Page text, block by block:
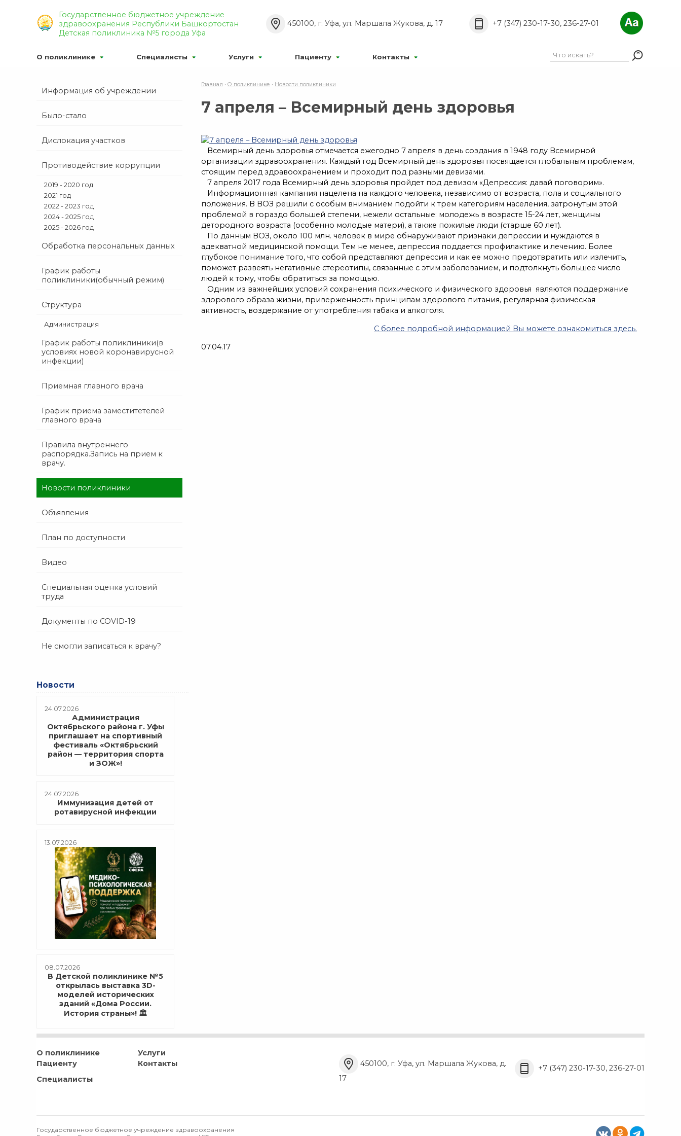
Р’РµСЂСЃРёСЏ РґР»СЏ СЃР»Р°Р±РѕРІРёРґСЏС‰РёС…:
Р¦РІРµС‚РѕРІР°СЏ СЃС…РµРјР°: Р¦ РР·РѕР±СЂР°Р¶РµРЅРёСЏ:Р’С‹РєР»
Государственное бюджетное учреждение
здравоохранения Республики Башкортостан
Детская поликлиника №5 города Уфа
450100, г. Уфа, ул. Маршала Жукова, д. 17 +7 (347) 230-17-30, 236-27-01
О поликлинике Специалисты Услуги Пациенту Контакты
Информация об учреждении
Было-стало
Дислокация участков
Противодействие коррупции
2019 - 2020 год
2021 год
2022 - 2023 год
2024 - 2025 год
2025 - 2026 год
Обработка персональных данных
График работы
поликлиники(обычный режим)
Структура
Администрация
График работы поликлиники(в
условиях новой коронавирусной
инфекции)
Приемная главного врача
График приема заместитетелей
главного врача
Правила внутреннего
распорядка.Запись на прием к
врачу.
Новости поликлиники
Объявления
План по доступности
Видео
Специальная оценка условий
труда
Документы по COVID-19
Не смогли записаться к врачу?
Новости
24.07.2026
Администрация
Октябрьского района г. Уфы
приглашает на спортивный
фестиваль «Октябрьский
район — территория спорта
и ЗОЖ»!
24.07.2026
Иммунизация детей от
ротавирусной инфекции
13.07.2026
08.07.2026
В Детской поликлинике №5
открылась выставка 3D-
моделей исторических
зданий «Дома России.
История страны»! 🏛️
Главная • О поликлинике • Новости поликлиники
7 апреля – Всемирный день здоровья
Всемирный день здоровья отмечается ежегодно 7 апреля в день создания в 1948 году Всемирной
организации здравоохранения. Каждый год Всемирный день здоровья посвящается глобальным проблемам,
стоящим перед здравоохранением и проходит под разными девизами.
7 апреля 2017 года Всемирный день здоровья пройдет под девизом «Депрессия: давай поговорим».
Информационная кампания нацелена на каждого человека, независимо от возраста, пола и социального
положения. В ВОЗ решили с особым вниманием подойти к трем категориям населения, затронутым этой
проблемой в гораздо большей степени, нежели остальные: молодежь в возрасте 15-24 лет, женщины
детородного возраста (особенно молодые матери), а также пожилые люди (старше 60 лет).
По данным ВОЗ, около 100 млн. человек в мире обнаруживают признаки депрессии и нуждаются в
адекватной медицинской помощи. Тем не менее, депрессия поддается профилактике и лечению. Более
глубокое понимание того, что собой представляют депрессия и как ее можно предотвратить или излечить,
поможет развеять негативные стереотипы, связанные с этим заболеванием, и подтолкнуть большее число
людей к тому, чтобы обратиться за помощью.
Одним из важнейших условий сохранения психического и физического здоровья являются поддержание
здорового образа жизни, приверженность принципам здорового питания, регулярная физическая
активность, воздержание от употребления табака и алкоголя.
С более подробной информацией Вы можете ознакомиться здесь.
07.04.17
О поликлинике
Пациенту
Услуги
Контакты
Специалисты
450100, г. Уфа, ул. Маршала Жукова, д.
17
+7 (347) 230-17-30, 236-27-01
Государственное бюджетное учреждение здравоохранения